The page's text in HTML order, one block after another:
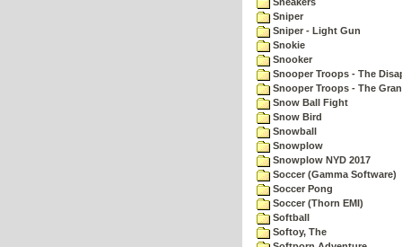
Sniper
Sniper - Light Gun
Snokie
Snooker
Snooper Troops - The
Snooper Troops - The
Snow Ball Fight
Snow Bird
Snowball
Snowplow
Snowplow NYD 2017
Soccer (Gamma Software)
Soccer Pong
Soccer (Thorn EMI)
Softball
Softoy, The